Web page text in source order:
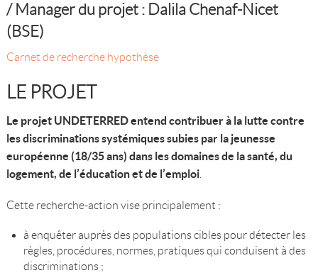
/ Manager du projet : Dalila Chenaf-Nicet
(BSE)
Carnet de recherche hypothèse
LE PROJET
Le projet UNDETERRED entend contribuer à la lutte contre
les discriminations systémiques subies par la jeunesse
européenne (18/35 ans) dans les domaines de la santé, du
logement, de l’éducation et de l’emploi.
Cette recherche-action vise principalement :
à enquêter auprès des populations cibles pour détecter les
règles, procédures, normes, pratiques qui conduisent à des
discriminations ;